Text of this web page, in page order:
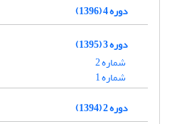
دوره 4 (1396)
دوره 3 (1395)
شماره 2
شماره 1
دوره 2 (1394)